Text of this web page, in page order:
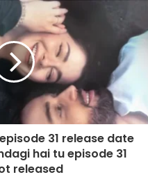
31 release date
hai tu episode 31
released